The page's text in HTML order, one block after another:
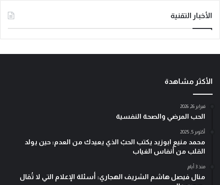
الأخبار التقنية
الأكثر مشاهدة
فبراير 26, 2026
الحب المرضي والصحة النفسية
أكتوبر 5, 2025
محمد منيع ابوزيد يكتب الحبّ الذي يعيدك من العدم: حين يولد
القلب من أنفاس الغياب
منذ 3 أيام
منال فيصل هاشم الشريف الهجاري: أسئلة الإعلام التي لا تُقال